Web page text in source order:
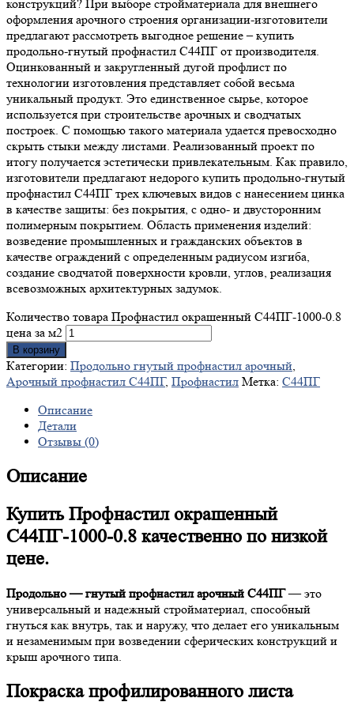
конструкций? При выборе стройматериала для внешнего
оформления арочного строения организации-изготовители
предлагают рассмотреть выгодное решение – купить
продольно-гнутый профнастил С44ПГ от производителя.
Оцинкованный и закругленный дугой профлист по
технологии изготовления представляет собой весьма
уникальный продукт. Это единственное сырье, которое
используется при строительстве арочных и сводчатых
построек. С помощью такого материала удается превосходно
скрыть стыки между листами. Реализованный проект по
итогу получается эстетически привлекательным. Как правило,
изготовители предлагают недорого купить продольно-гнутый
профнастил С44ПГ трех ключевых видов с нанесением цинка
в качестве защиты: без покрытия, с одно- и двусторонним
полимерным покрытием. Область применения изделий:
возведение промышленных и гражданских объектов в
качестве ограждений с определенным радиусом изгиба,
создание сводчатой поверхности кровли, углов, реализация
всевозможных архитектурных задумок.
Количество товара Профнастил окрашенный С44ПГ-1000-0.8
цена за м2
В корзину
Категории: Продольно гнутый профнастил арочный,
Арочный профнастил С44ПГ, Профнастил Метка: С44ПГ
Описание
Детали
Отзывы (0)
Описание
Купить Профнастил окрашенный
С44ПГ-1000-0.8 качественно по низкой
цене.
Продольно — гнутый профнастил арочный С44ПГ— это
универсальный и надежный стройматериал, способный
гнуться как внутрь, так и наружу, что делает его уникальным
и незаменимым при возведении сферических конструкций и
крыш арочного типа.
Покраска профилированного листа